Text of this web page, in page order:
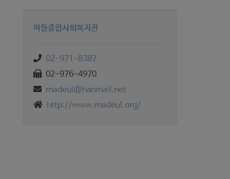
마들종합사회복지관
02-971-8387
02-976-4970
madeul@hanmail.net
http://www.madeul.org/